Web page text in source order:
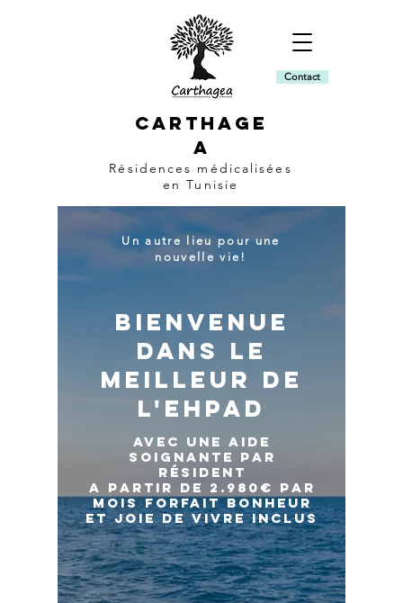
CARTHAGE
A
Résidences médicalisées
en Tunisie
Contact
Un autre lieu pour une
nouvelle vie!
BIENVENUE
DANS LE
MEILLEUR DE
L'EHPAD
Avec une aide
soignante par
résiden t
A partir de 2 . 980€ par
mois Forfait bonheur
et joie de vivre inclus